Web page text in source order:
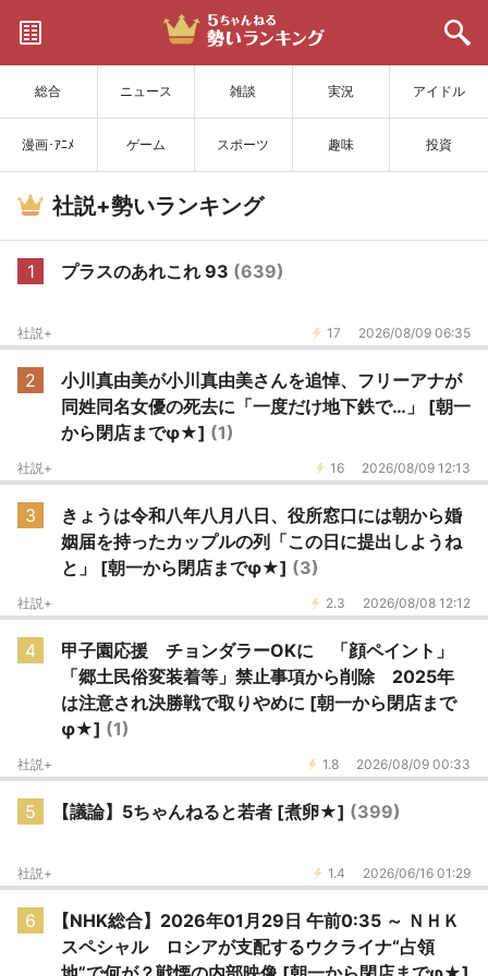
総合 ニュース 雑談 実況 アイドル
漫画･ｱﾆﾒ ゲーム スポーツ 趣味 投資
サイトを更新
社説+勢いランキング
1 プラスのあれこれ 93 (639)
17 2026/08/09 06:35
社説+
2
小川真由美が小川真由美さんを追悼、フリーアナが
同姓同名女優の死去に「一度だけ地下鉄で…」 [朝一
から閉店までφ★] (1)
16 2026/08/09 12:13
社説+
3
きょうは令和八年八月八日、役所窓口には朝から婚
姻届を持ったカップルの列「この日に提出しようね
と」 [朝一から閉店までφ★] (3)
2.3 2026/08/08 12:12
社説+
4
甲子園応援 チョンダラーOKに 「顔ペイント」
「郷土民俗変装着等」禁止事項から削除 2025年
は注意され決勝戦で取りやめに [朝一から閉店まで
φ★] (1)
1.8 2026/08/09 00:33
社説+
5 【議論】5ちゃんねると若者 [煮卵★] (399)
1.4 2026/06/16 01:29
社説+
6
【NHK総合】2026年01月29日 午前0:35 ～ ＮＨＫ
スペシャル ロシアが支配するウクライナ“占領